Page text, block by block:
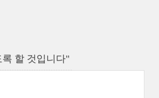
할 것입니다"